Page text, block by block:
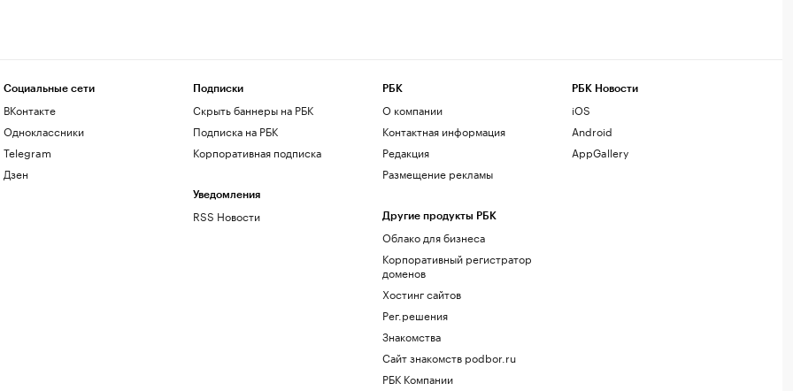
Социальные сети
ВКонтакте
Одноклассники
Telegram
Дзен
Подписки
Скрыть баннеры на РБК
Подписка на РБК
Корпоративная подписка
Уведомления
RSS Новости
РБК
О компании
Контактная информация
Редакция
Размещение рекламы
Другие продукты РБК
Облако для бизнеса
Корпоративный регистратор
доменов
Хостинг сайтов
Рег.решения
Знакомства
Сайт знакомств podbor.ru
РБК Компании
РБК Новости
iOS
Android
AppGallery